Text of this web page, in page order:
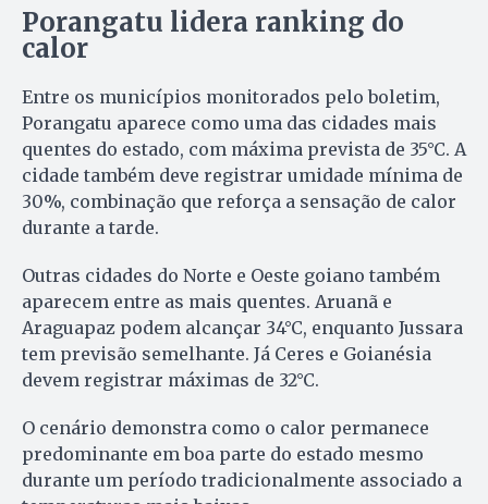
Porangatu lidera ranking do
calor
Entre os municípios monitorados pelo boletim,
Porangatu aparece como uma das cidades mais
quentes do estado, com máxima prevista de 35°C. A
cidade também deve registrar umidade mínima de
30%, combinação que reforça a sensação de calor
durante a tarde.
Outras cidades do Norte e Oeste goiano também
aparecem entre as mais quentes. Aruanã e
Araguapaz podem alcançar 34°C, enquanto Jussara
tem previsão semelhante. Já Ceres e Goianésia
devem registrar máximas de 32°C.
O cenário demonstra como o calor permanece
predominante em boa parte do estado mesmo
durante um período tradicionalmente associado a